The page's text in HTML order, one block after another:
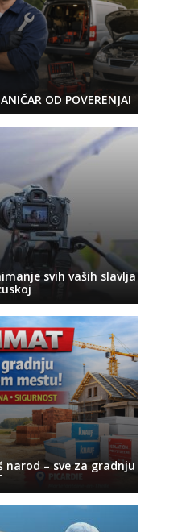
OD POVERENJA!
svih vaših slavlja
narod – sve za gradnju